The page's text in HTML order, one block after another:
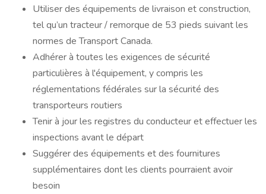
Utiliser des équipements de livraison et construction,
tel qu’un tracteur / remorque de 53 pieds suivant les
normes de Transport Canada.
Adhérer à toutes les exigences de sécurité
particulières à l'équipement, y compris les
réglementations fédérales sur la sécurité des
transporteurs routiers
Tenir à jour les registres du conducteur et effectuer les
inspections avant le départ
Suggérer des équipements et des fournitures
supplémentaires dont les clients pourraient avoir
besoin